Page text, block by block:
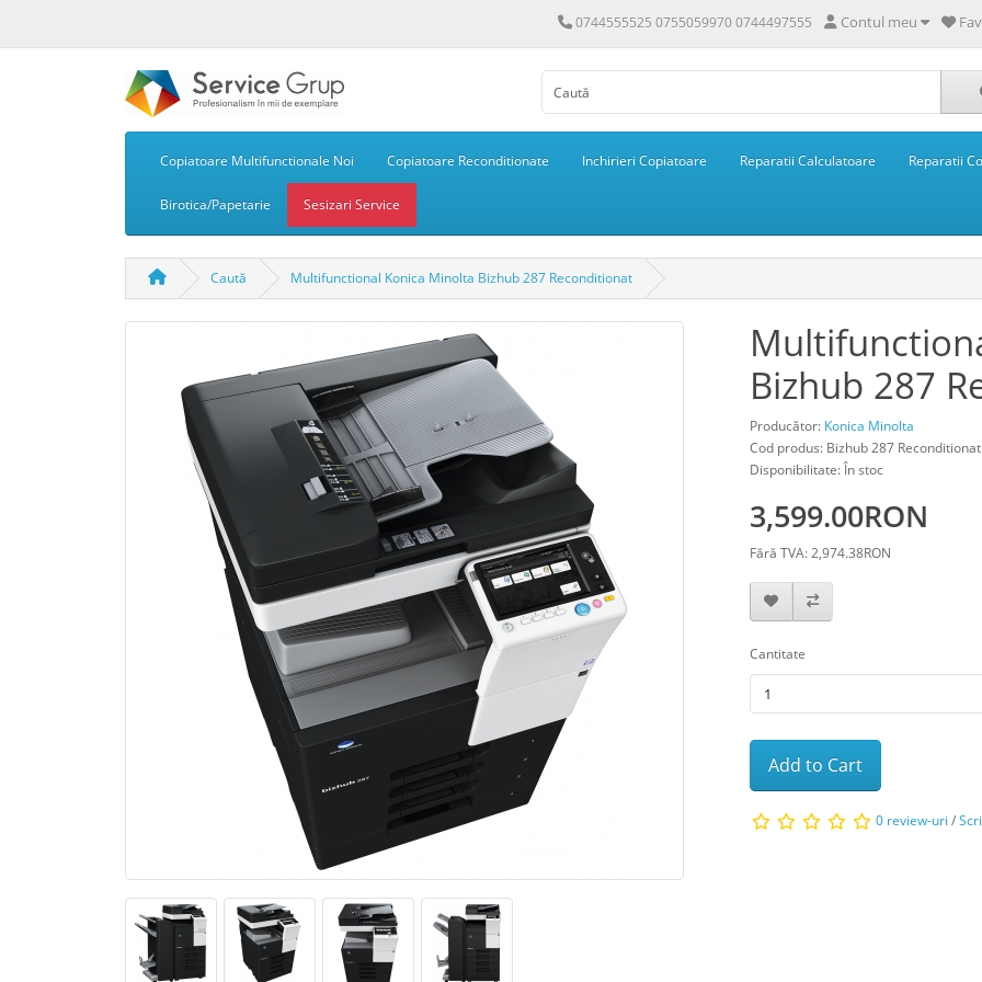
0744555525 0755059970 0744497555 Contul meu
Copiatoare Multifunctionale Noi Copiatoare Reconditionate Inchirieri Copiatoare Reparatii Calculatoare Reparatii
Birotica/Papetarie Sesizari Service
Caută Multifunctional Konica Minolta Bizhub 287 Reconditionat
Bizhub 287
Producător: Konica Minolta
Cod produs: Bizhub 287 Reconditionat
Disponibilitate: În stoc
3,599.00RON
Fără TVA: 2,974.38RON
Cantitate
Add to Cart
0 review-uri /